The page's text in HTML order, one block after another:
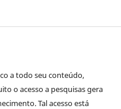
a todo seu conteúdo,
o acesso a pesquisas gera
Tal acesso está